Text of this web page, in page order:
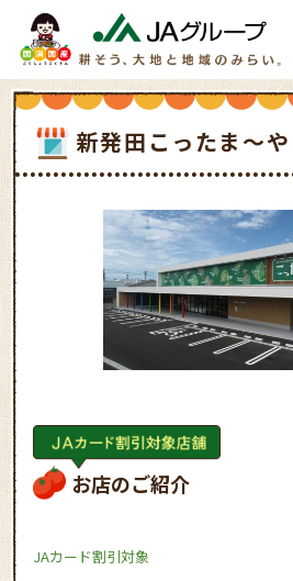
新発田こったま～や
お店のご紹介
JAカード割引対象